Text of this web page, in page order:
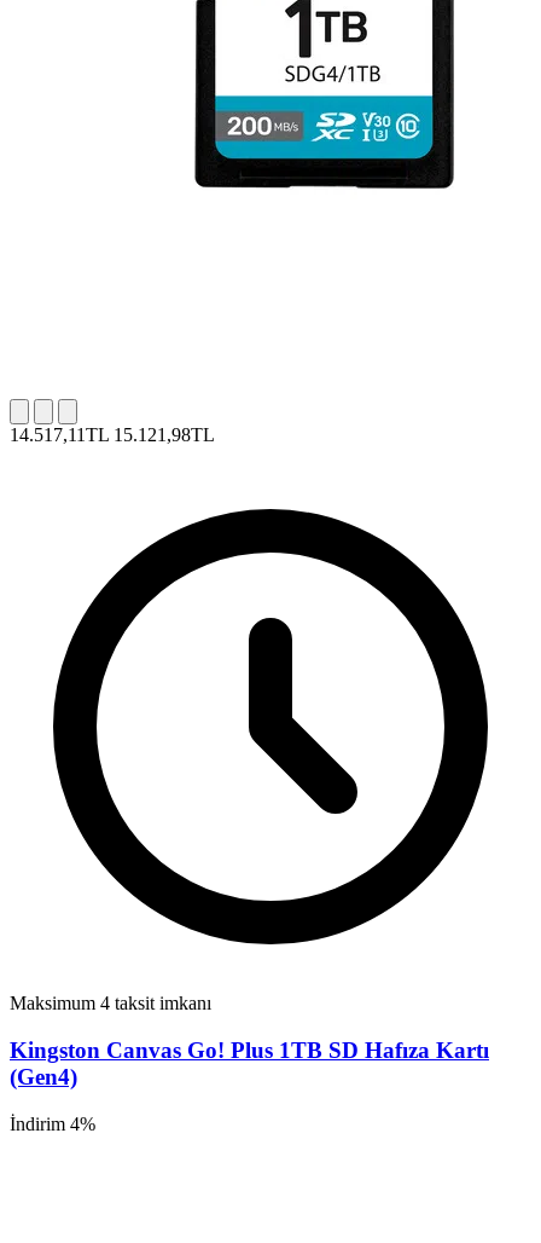
14.517,11TL 15.121,98TL
Maksimum 4 taksit imkanı
Kingston Canvas Go! Plus 1TB SD Hafıza Kartı
(Gen4)
İndirim 4%